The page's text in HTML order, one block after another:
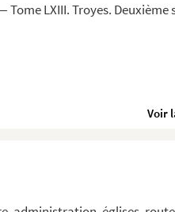
LXIII. Troyes. Deuxième